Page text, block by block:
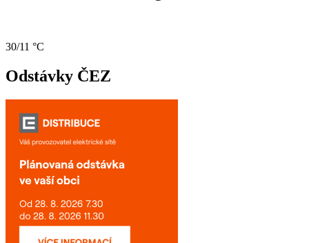
30/11 °C
Odstávky ČEZ